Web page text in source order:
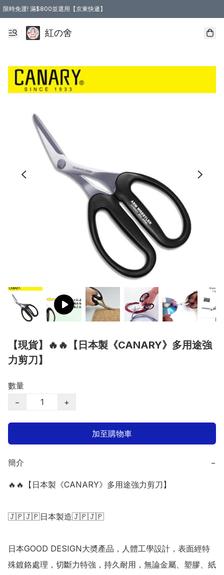
限時免運! 滿$800並選用【京東快遞】
紅の舍
【現貨】🔥🔥【日本製《CANARY》多用途強
力剪刀】
數量
−
+
加至購物車
簡介 −
🔥🔥【日本製《CANARY》多用途強力剪刀】
🇯🇵🇯🇵日本製造🇯🇵🇯🇵
日本GOOD DESIGN大奬產品，人體工學設計，表面經特
殊鍍鉻處理，切斷力特強，持久耐用，無論金屬、塑膠、紙